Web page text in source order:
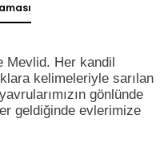
Mevlid. Her kandil
kelimeleriyle sarılan
gönlünde
geldiğinde evlerimize